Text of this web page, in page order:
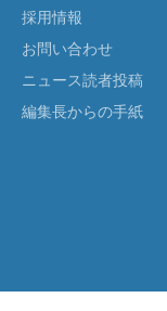
採用情報
お問い合わせ
ニュース読者投稿
編集長からの手紙